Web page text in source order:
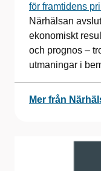
för framtidens
Närhälsan
ekonomiskt
och prognos –
utmaningar i
Mer från